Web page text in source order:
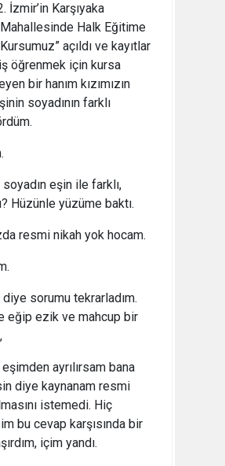
İzmir’in Karşıyaka
Halk Eğitime
açıldı ve kayıtlar
öğrenmek için kursa
bir hanım kızımızın
soyadının farklı
eşin ile farklı,
Hüzünle yüzüme baktı.
resmi nikah yok hocam.
sorumu tekrarladım.
eğip ezik ve mahcup bir
ayrılırsam bana
diye kaynanam resmi
istemedi. Hiç
bu cevap karşısında bir
içim yandı.